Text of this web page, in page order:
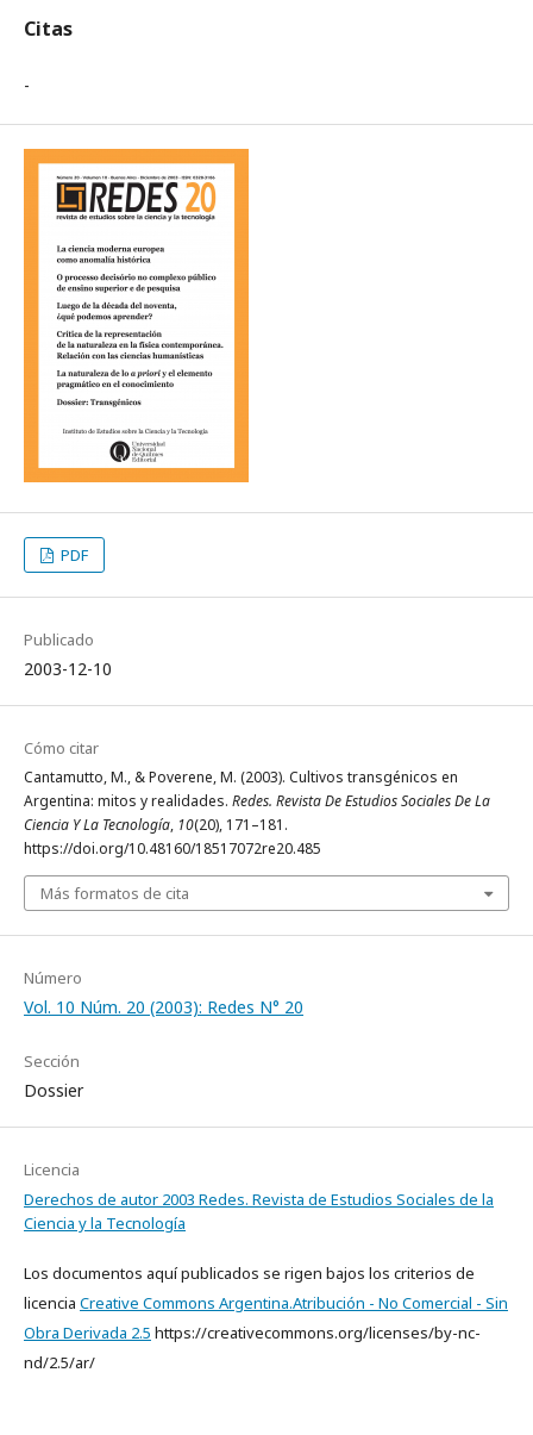
Citas
-
PDF
Publicado
2003-12-10
Cómo citar
Cantamutto, M., & Poverene, M. (2003). Cultivos transgénicos en
Argentina: mitos y realidades. Redes. Revista De Estudios Sociales De La
Ciencia Y La Tecnología, 10(20), 171–181.
https://doi.org/10.48160/18517072re20.485
Más formatos de cita
Número
Vol. 10 Núm. 20 (2003): Redes N° 20
Sección
Dossier
Licencia
Derechos de autor 2003 Redes. Revista de Estudios Sociales de la
Ciencia y la Tecnología
Los documentos aquí publicados se rigen bajos los criterios de
licencia Creative Commons Argentina.Atribución - No Comercial - Sin
Obra Derivada 2.5 https://creativecommons.org/licenses/by-nc-
nd/2.5/ar/